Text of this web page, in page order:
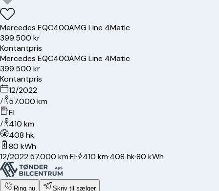
Mercedes EQC400AMG Line 4Matic
399.500 kr
Kontantpris
Mercedes EQC400AMG Line 4Matic
399.500 kr
Kontantpris
12/2022
57.000 km
El
410 km
408 hk
80 kWh
12/2022·57.000 km·El· 410 km·408 hk·80 kWh
Ring nu Skriv til sælger